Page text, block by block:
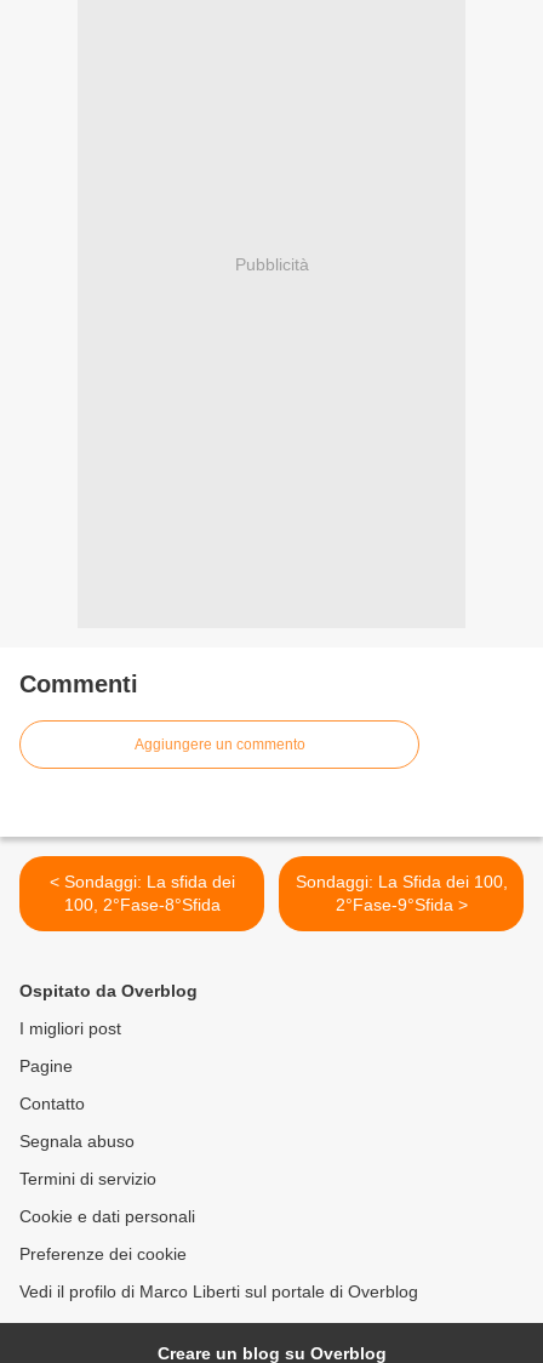
Pubblicità
Commenti
Aggiungere un commento
< Sondaggi: La sfida dei
100, 2°Fase-8°Sfida
Sondaggi: La Sfida dei 100,
2°Fase-9°Sfida >
Ospitato da Overblog
I migliori post
Pagine
Contatto
Segnala abuso
Termini di servizio
Cookie e dati personali
Preferenze dei cookie
Vedi il profilo di Marco Liberti sul portale di Overblog
Creare un blog su Overblog